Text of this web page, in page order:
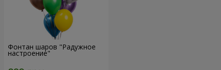
Фонтан шаров "Радужное
настроение"